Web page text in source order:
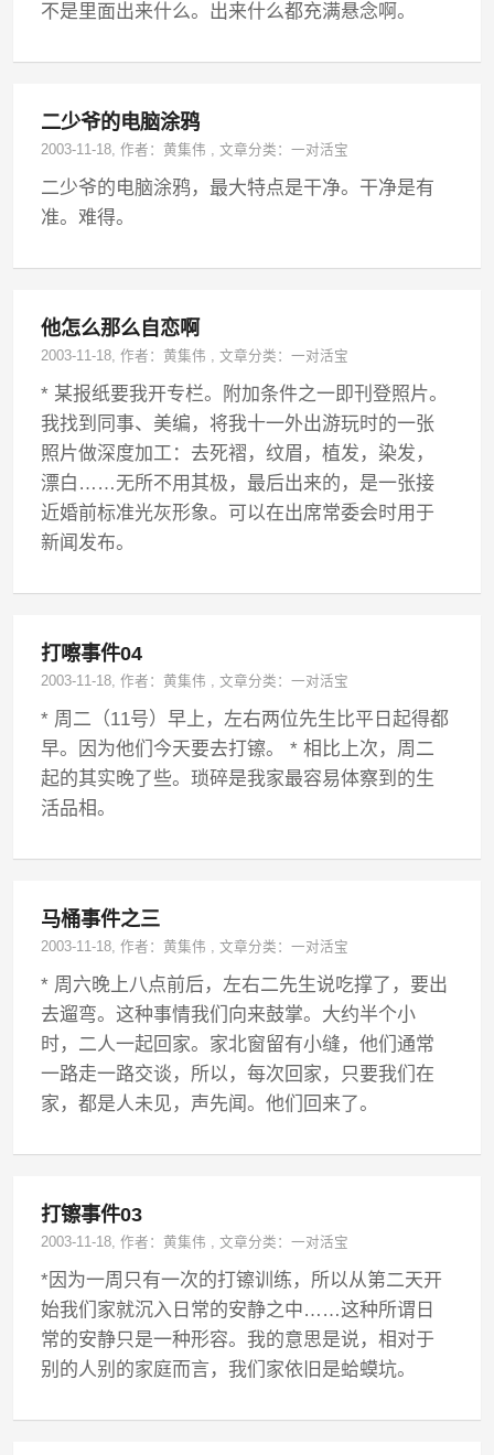
不是里面出来什么。出来什么都充满悬念啊。
二少爷的电脑涂鸦
2003-11-18, 作者：黄集伟 ,文章分类：一对活宝
二少爷的电脑涂鸦，最大特点是干净。干净是有
准。难得。
他怎么那么自恋啊
2003-11-18, 作者：黄集伟 ,文章分类：一对活宝
* 某报纸要我开专栏。附加条件之一即刊登照片。
我找到同事、美编，将我十一外出游玩时的一张
照片做深度加工：去死褶，纹眉，植发，染发，
漂白……无所不用其极，最后出来的，是一张接
近婚前标准光灰形象。可以在出席常委会时用于
新闻发布。
打嚓事件04
2003-11-18, 作者：黄集伟 ,文章分类：一对活宝
* 周二（11号）早上，左右两位先生比平日起得都
早。因为他们今天要去打镲。 * 相比上次，周二
起的其实晚了些。琐碎是我家最容易体察到的生
活品相。
马桶事件之三
2003-11-18, 作者：黄集伟 ,文章分类：一对活宝
* 周六晚上八点前后，左右二先生说吃撑了，要出
去遛弯。这种事情我们向来鼓掌。大约半个小
时，二人一起回家。家北窗留有小缝，他们通常
一路走一路交谈，所以，每次回家，只要我们在
家，都是人未见，声先闻。他们回来了。
打镲事件03
2003-11-18, 作者：黄集伟 ,文章分类：一对活宝
*因为一周只有一次的打镲训练，所以从第二天开
始我们家就沉入日常的安静之中……这种所谓日
常的安静只是一种形容。我的意思是说，相对于
别的人别的家庭而言，我们家依旧是蛤蟆坑。